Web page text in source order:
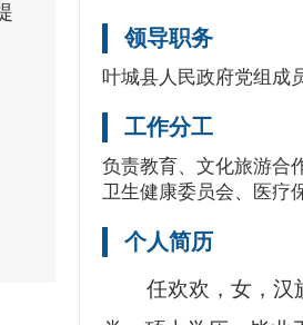
领导职务
叶城县人民政府党组成
工作分工
负责教育、文化旅游合
卫生健康委员会、医疗
个人简历
任欢欢，女，汉族